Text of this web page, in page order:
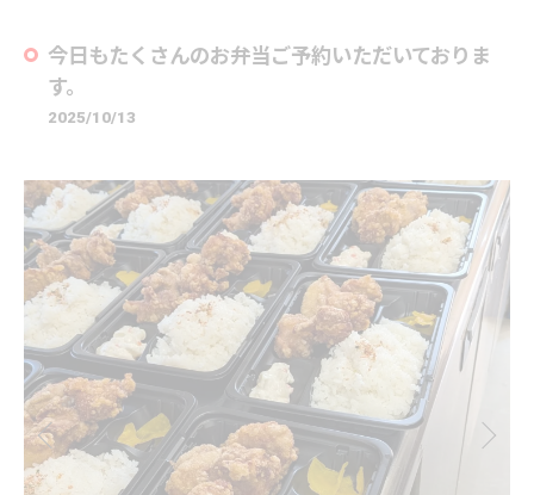
今日もたくさんのお弁当ご予約いただいておりま
す。
2025/10/13